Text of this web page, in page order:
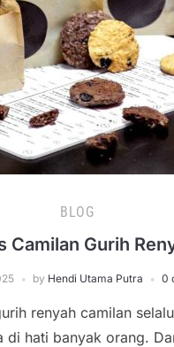
BLOG
Camilan Gurih
by Hendi Utama Putra 0
renyah camilan
di hati banyak orang.